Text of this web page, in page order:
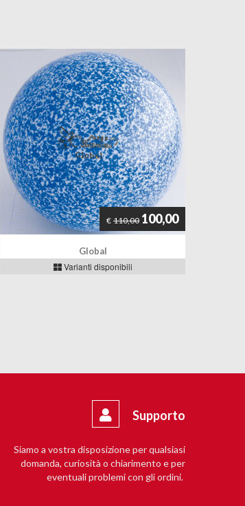
€ 110,00 100,00
Global
Varianti disponibili
Supporto
Siamo a vostra disposizione per qualsiasi
domanda, curiosità o chiarimento e per
eventuali problemi con gli ordini.